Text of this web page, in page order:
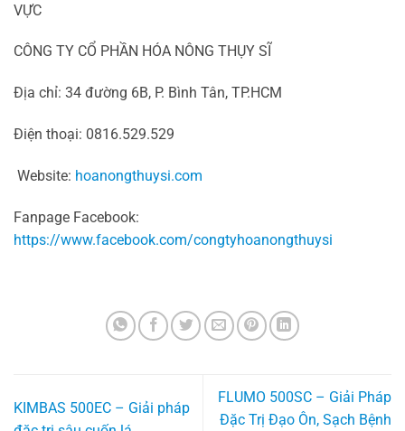
VỰC
CÔNG TY CỔ PHẦN HÓA NÔNG THỤY SĨ
Địa chỉ: 34 đường 6B, P. Bình Tân, TP.HCM
Điện thoại: 0816.529.529
Website: hoanongthuysi.com
Fanpage Facebook:
https://www.facebook.com/congtyhoanongthuysi
KIMBAS 500EC – Giải pháp
FLUMO 500SC – Giải Pháp
Đặc Trị Đạo Ôn, Sạch Bệnh